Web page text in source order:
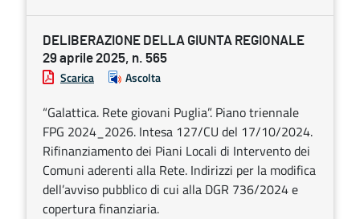
DELIBERAZIONE DELLA GIUNTA REGIONALE
29 aprile 2025, n. 565
Scarica Ascolta
“Galattica. Rete giovani Puglia”. Piano triennale
FPG 2024_2026. Intesa 127/CU del 17/10/2024.
Rifinanziamento dei Piani Locali di Intervento dei
Comuni aderenti alla Rete. Indirizzi per la modifica
dell’avviso pubblico di cui alla DGR 736/2024 e
copertura finanziaria.